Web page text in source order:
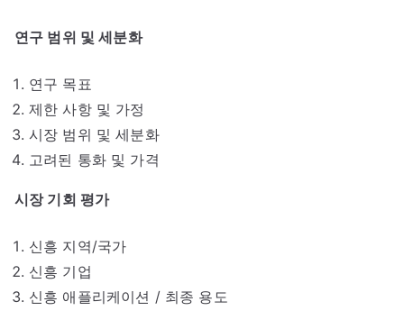
연구 범위 및 세분화
연구 목표
제한 사항 및 가정
시장 범위 및 세분화
고려된 통화 및 가격
시장 기회 평가
신흥 지역/국가
신흥 기업
신흥 애플리케이션 / 최종 용도